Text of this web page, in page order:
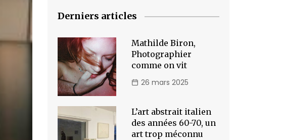
Derniers articles
Mathilde Biron,
Photographier
comme on vit
26 mars 2025
L’art abstrait italien
des années 60-70, un
art trop méconnu